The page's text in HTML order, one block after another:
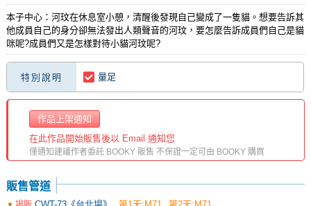
本子中心：河玟在休息室小憩，清醒後發現自己變成了一隻貓。想要告訴其
他成員自己的身分卻無法發出人類聲音的河玟，要怎麼告訴成員們自己是貓
咪呢?成員們又是怎樣對待小貓河玟呢?
特別說明 量足
作品上架通知
在此作品開始販售後以 Email 通知您
僅通知建議作者委託 BOOKY 販售 不保證一定可由 BOOKY 購買
販售管道